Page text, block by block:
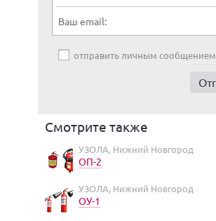
Ваш email:
отправить личным сообщением
Смотрите также
УЗОЛА, Нижний Новгород
ОП-2
УЗОЛА, Нижний Новгород
ОУ-1